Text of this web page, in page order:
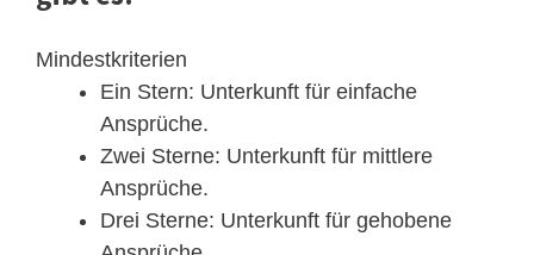
Mindestkriterien
Ein Stern: Unterkunft für einfache
Ansprüche.
Zwei Sterne: Unterkunft für mittlere
Ansprüche.
Drei Sterne: Unterkunft für gehobene